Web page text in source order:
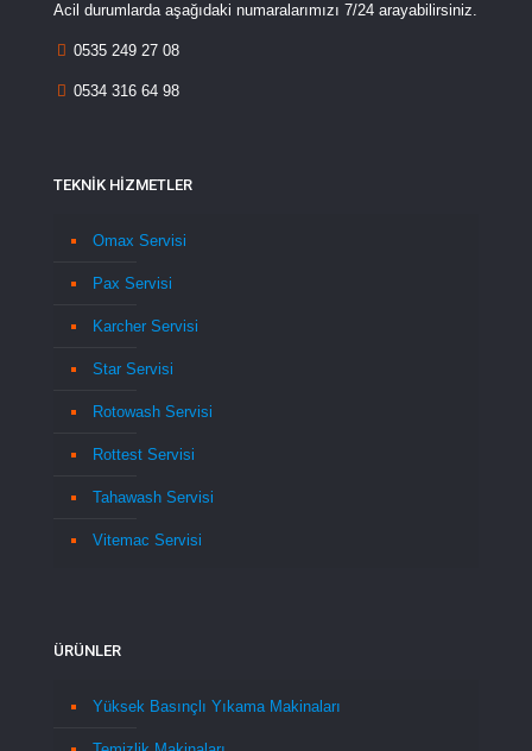
Acil durumlarda aşağıdaki numaralarımızı 7/24 arayabilirsiniz.
0535 249 27 08
0534 316 64 98
TEKNİK HİZMETLER
Omax Servisi
Pax Servisi
Karcher Servisi
Star Servisi
Rotowash Servisi
Rottest Servisi
Tahawash Servisi
Vitemac Servisi
ÜRÜNLER
Yüksek Basınçlı Yıkama Makinaları